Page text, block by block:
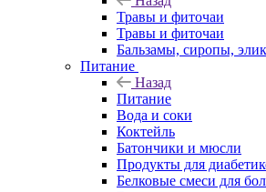
Травы и фиточаи
Травы и фиточаи
Бальзамы, сиропы,
Питание
Назад
Питание
Вода и соки
Коктейль
Батончики и мюсли
Продукты для
Белковые смеси для